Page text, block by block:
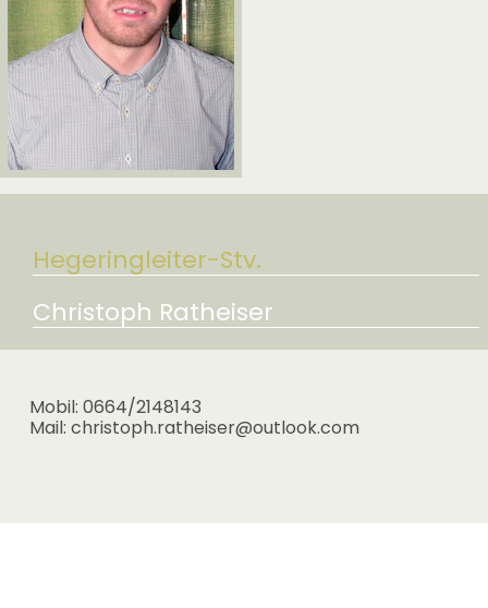
Hegeringleiter-Stv.
Christoph Ratheiser
Mobil: 0664/2148143
Mail: christoph.ratheiser@outlook.com